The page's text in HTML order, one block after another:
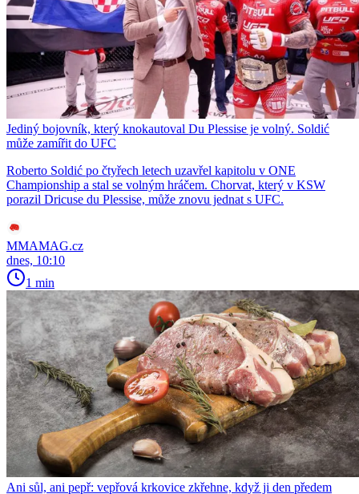
Jediný bojovník, který knokautoval Du Plessise je volný. Soldić
může zamířit do UFC
Roberto Soldić po čtyřech letech uzavřel kapitolu v ONE
Championship a stal se volným hráčem. Chorvat, který v KSW
porazil Dricuse du Plessise, může znovu jednat s UFC.
MMAMAG.cz
dnes, 10:10
1 min
Ani sůl, ani pepř: vepřová krkovice zkřehne, když ji den předem